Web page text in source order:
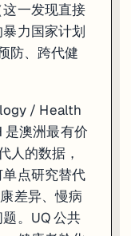
一发现直接
力国家计划
防、跨代健
/ Health
是澳洲最有价
人的数据，
点研究替代
差异、慢病
。UQ 公共